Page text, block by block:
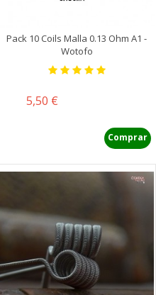
Pack 10 Coils Malla 0.13 Ohm A1 -
Wotofo
Precio
5,50 €
Comprar